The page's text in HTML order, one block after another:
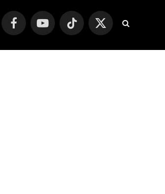
FacebookYouTube TikTok
X
(Twitter)